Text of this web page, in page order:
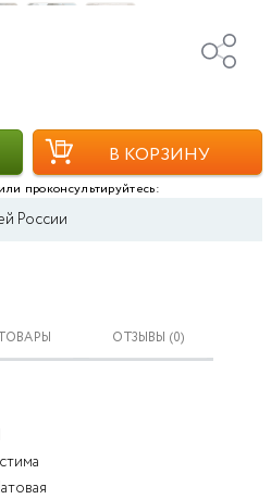
В КОРЗИНУ
проконсультируйтесь:
России
ОТЗЫВЫ (0)